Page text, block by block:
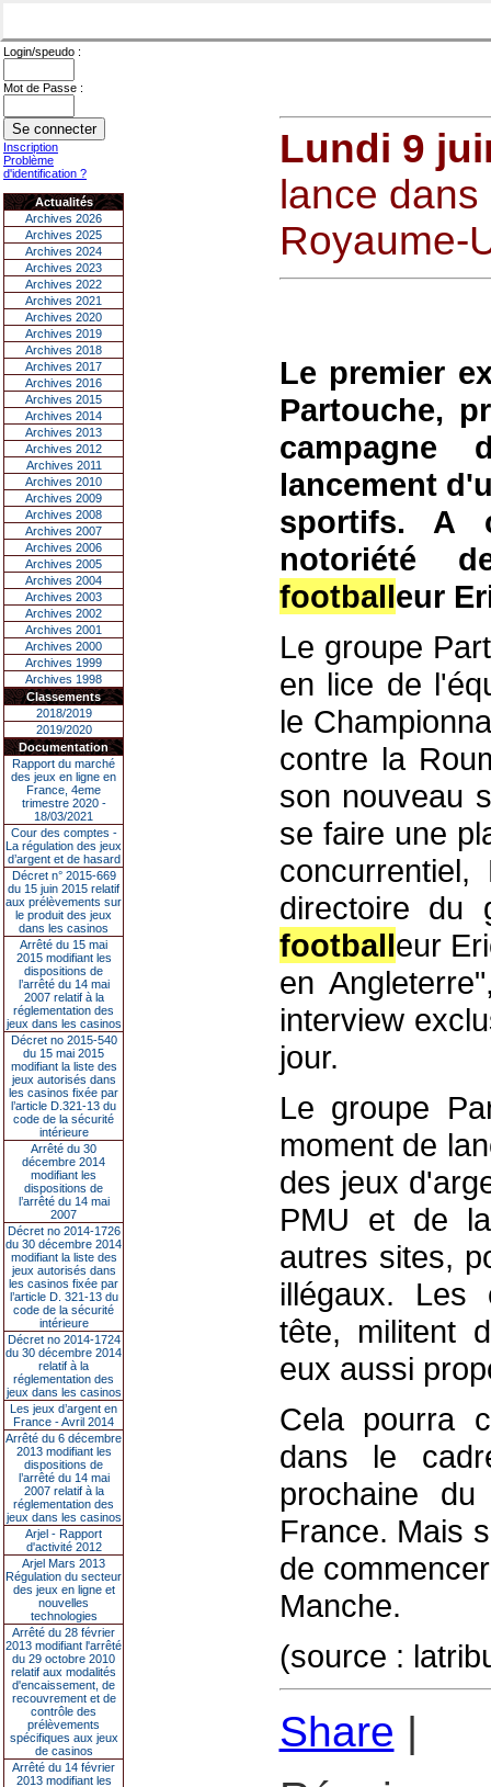
Login/speudo :
Mot de Passe :
Inscription
Problème
d'identification ?
Actualités
Archives 2026
Archives 2025
Archives 2024
Archives 2023
Archives 2022
Archives 2021
Archives 2020
Archives 2019
Archives 2018
Archives 2017
Archives 2016
Archives 2015
Archives 2014
Archives 2013
Archives 2012
Archives 2011
Archives 2010
Archives 2009
Archives 2008
Archives 2007
Archives 2006
Archives 2005
Archives 2004
Archives 2003
Archives 2002
Archives 2001
Archives 2000
Archives 1999
Archives 1998
Classements
2018/2019
2019/2020
Documentation
Rapport du marché
des jeux en ligne en
France, 4eme
trimestre 2020 -
18/03/2021
Cour des comptes -
La régulation des jeux
d’argent et de hasard
Décret n° 2015-669
du 15 juin 2015 relatif
aux prélèvements sur
le produit des jeux
dans les casinos
Arrêté du 15 mai
2015 modifiant les
dispositions de
l’arrêté du 14 mai
2007 relatif à la
réglementation des
jeux dans les casinos
Décret no 2015-540
du 15 mai 2015
modifiant la liste des
jeux autorisés dans
les casinos fixée par
l’article D.321-13 du
code de la sécurité
intérieure
Arrêté du 30
décembre 2014
modifiant les
dispositions de
l’arrêté du 14 mai
2007
Décret no 2014-1726
du 30 décembre 2014
modifiant la liste des
jeux autorisés dans
les casinos fixée par
l’article D. 321-13 du
code de la sécurité
intérieure
Décret no 2014-1724
du 30 décembre 2014
relatif à la
réglementation des
jeux dans les casinos
Les jeux d’argent en
France - Avril 2014
Arrêté du 6 décembre
2013 modifiant les
dispositions de
l’arrêté du 14 mai
2007 relatif à la
réglementation des
jeux dans les casinos
Arjel - Rapport
d'activité 2012
Arjel Mars 2013
Régulation du secteur
des jeux en ligne et
nouvelles
technologies
Arrêté du 28 février
2013 modifiant l'arrêté
du 29 octobre 2010
relatif aux modalités
d'encaissement, de
recouvrement et de
contrôle des
prélèvements
spécifiques aux jeux
de casinos
Arrêté du 14 février
2013 modifiant les
Lundi 9
lance
Royaume-
Le premier
Partouche,
campagne
lancement
sportifs. A
notoriété
footballeur
Le groupe
en lice de
le
contre la
son nouveau
se faire une
directoire du
footballeur
en
interview
jour.
Le groupe
moment de
des jeux
PMU et de
autres sites,
illégaux. Les
tête, militent
eux aussi
Cela pourra
dans le
prochaine
France. Mais
de
Manche.
(source :
Share |